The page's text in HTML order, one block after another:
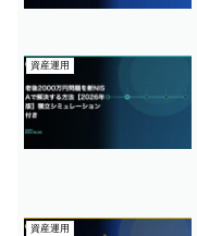
資産運用
資産運用